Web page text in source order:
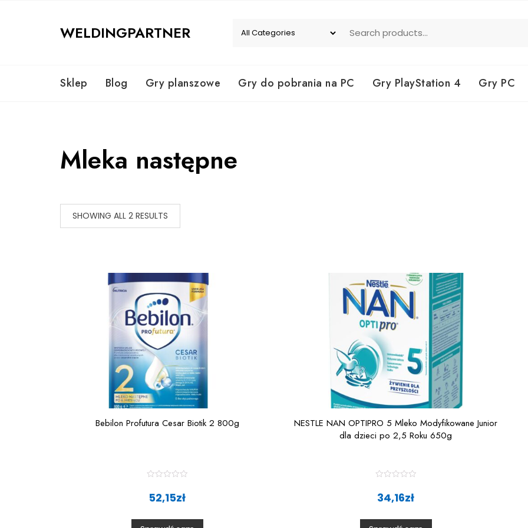
WELDINGPARTNER
Sklep Blog Gry planszowe Gry do pobrania na PC Gry PlayStation 4 Gry PC
Mleka następne
SHOWING ALL 2 RESULTS
Bebilon Profutura Cesar Biotik 2 800g
0
52,15zł
NESTLE NAN OPTIPRO 5 Mleko Modyfikowane Junior
dla dzieci po 2,5 Roku 650g
a
t
0
34,16zł